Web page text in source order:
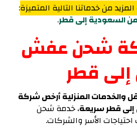
من خدماتنا التالية المتميزة:
السعودية إلى قطر.
شحن عفش
إلى قطر
والخدمات المنزلية أرخص شركة
قطر سريعة، خدمة شحن
الأسر والشركات.